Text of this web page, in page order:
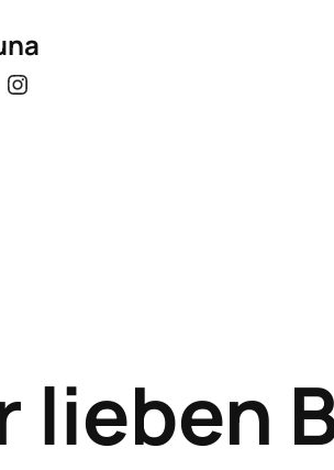
Instagram
lieben